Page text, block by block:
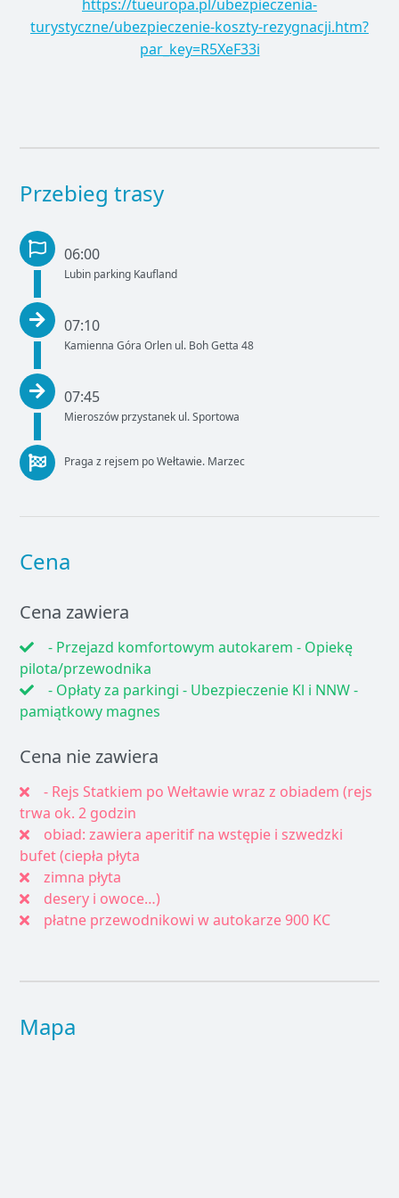
https://tueuropa.pl/ubezpieczenia-
turystyczne/ubezpieczenie-koszty-rezygnacji.htm?
par_key=R5XeF33i
Przebieg trasy
06:00
Lubin parking Kaufland
07:10
Kamienna Góra Orlen ul. Boh Getta 48
07:45
Mieroszów przystanek ul. Sportowa
Praga z rejsem po Wełtawie. Marzec
Cena
Cena zawiera
- Przejazd komfortowym autokarem - Opiekę
pilota/przewodnika
- Opłaty za parkingi - Ubezpieczenie Kl i NNW -
pamiątkowy magnes
Cena nie zawiera
- Rejs Statkiem po Wełtawie wraz z obiadem (rejs
trwa ok. 2 godzin
obiad: zawiera aperitif na wstępie i szwedzki
bufet (ciepła płyta
zimna płyta
desery i owoce…)
płatne przewodnikowi w autokarze 900 KC
Mapa